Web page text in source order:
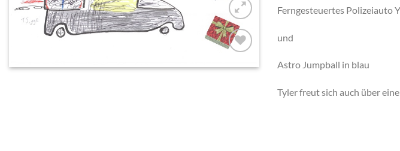
AUF MEINE
Ferngesteuertes Polizeiauto
und
Astro Jumpball in blau
Tyler freut sich auch über